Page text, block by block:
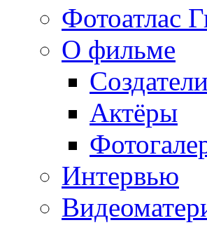
Фотоатлас
О фильме
Актёры
Интервью